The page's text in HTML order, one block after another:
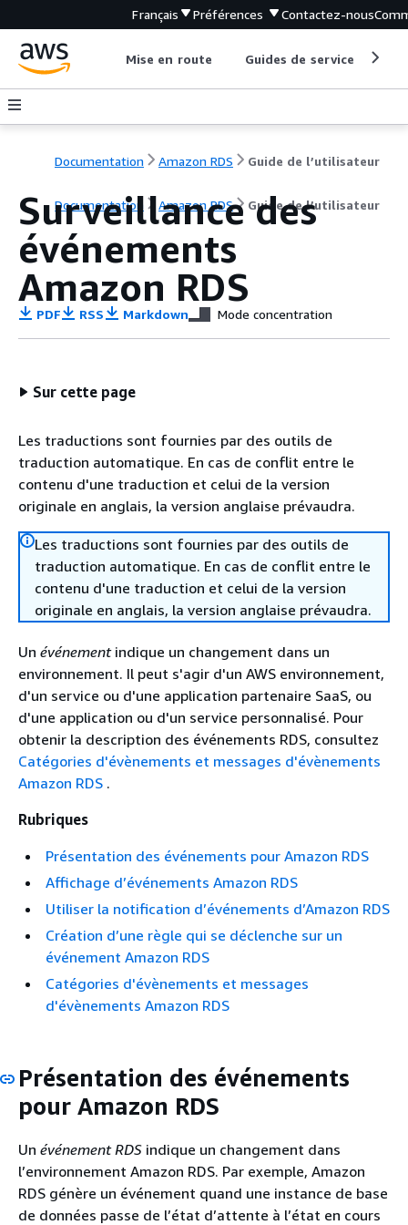
Français Préférences Contactez-nous
Mise en route Guides de service
Documentation Amazon RDS Guide de l’utilisateur
Documentation Amazon RDS Guide de l’utilisateur
Surveillance des
événements
Amazon RDS
PDF RSS Markdown Mode concentration
Sur cette page
Les traductions sont fournies par des outils de
traduction automatique. En cas de conflit entre le
contenu d'une traduction et celui de la version
originale en anglais, la version anglaise prévaudra.
Les traductions sont fournies par des outils de
traduction automatique. En cas de conflit entre le
contenu d'une traduction et celui de la version
originale en anglais, la version anglaise prévaudra.
Un événementindique un changement dans un
environnement. Il peut s'agir d'un AWS environnement,
d'un service ou d'une application partenaire SaaS, ou
d'une application ou d'un service personnalisé. Pour
obtenir la description des événements RDS, consultez
Catégories d'évènements et messages d'évènements
Amazon RDS .
Rubriques
Présentation des événements pour Amazon RDS
Affichage d’événements Amazon RDS
Utiliser la notification d’événements d’Amazon RDS
Création d’une règle qui se déclenche sur un
événement Amazon RDS
Catégories d'évènements et messages
d'évènements Amazon RDS
Présentation des événements
pour Amazon RDS
Un événement RDS indique un changement dans
l’environnement Amazon RDS. Par exemple, Amazon
RDS génère un événement quand une instance de base
de données passe de l’état d’attente à l’état en cours